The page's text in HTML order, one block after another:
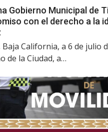
Gobierno Municipal de
con el derecho a la
California, a 6 de julio
de la Ciudad, a…